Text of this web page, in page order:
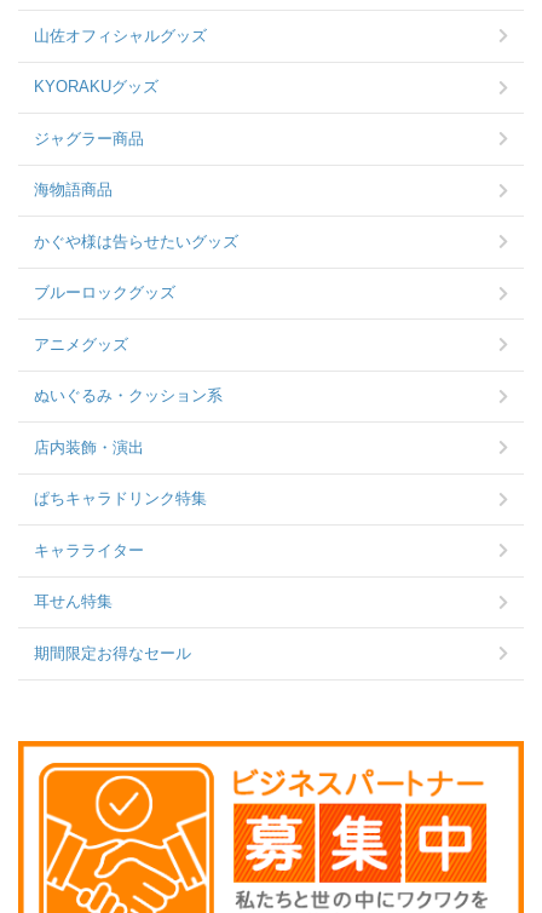
山佐オフィシャルグッズ
KYORAKUグッズ
ジャグラー商品
海物語商品
かぐや様は告らせたいグッズ
ブルーロックグッズ
アニメグッズ
ぬいぐるみ・クッション系
店内装飾・演出
ぱちキャラドリンク特集
キャラライター
耳せん特集
期間限定お得なセール